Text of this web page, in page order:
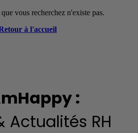
vous recherchez n'existe pas.
à l'accueil
:
Actualités RH